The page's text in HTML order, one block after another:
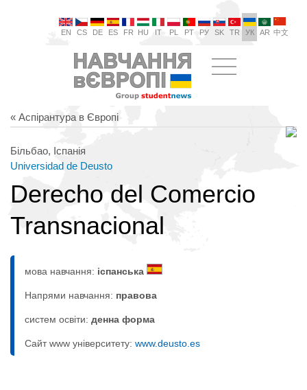
EN CS DE ES FR HU IT PL PT РУ SK TR УК AR 中文
« Аспірантура в Європі
Більбао, Іспанія
Universidad de Deusto
Derecho del Comercio
Transnacional
мова навчання: іспанська
Напрями навчання: правовa
систем освіти: денна форма
Сайт www університету: www.deusto.es